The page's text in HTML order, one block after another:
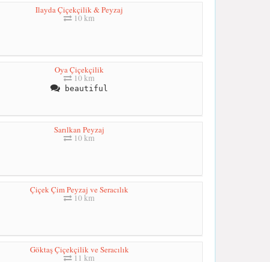
Ilayda Çiçekçilik & Peyzaj
10 km
Oya Çiçekçilik
10 km
beautiful
Sarılkan Peyzaj
10 km
Çiçek Çim Peyzaj ve Seracılık
10 km
Göktaş Çiçekçilik ve Seracılık
11 km